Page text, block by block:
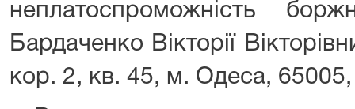
неплатоспроможність
Бардаченко Вікторії
кор. 2, кв. 45, м. Одеса,